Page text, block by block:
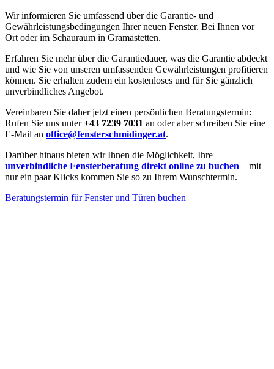
Wir informieren Sie umfassend über die Garantie- und
Gewährleistungsbedingungen Ihrer neuen Fenster. Bei Ihnen vor
Ort oder im Schauraum in Gramastetten.
Erfahren Sie mehr über die Garantiedauer, was die Garantie abdeckt
und wie Sie von unseren umfassenden Gewährleistungen profitieren
können. Sie erhalten zudem ein kostenloses und für Sie gänzlich
unverbindliches Angebot.
Vereinbaren Sie daher jetzt einen persönlichen Beratungstermin:
Rufen Sie uns unter+43 7239 7031 an oder aber schreiben Sie eine
E-Mail an office@fensterschmidinger.at.
Darüber hinaus bieten wir Ihnen die Möglichkeit, Ihre
unverbindliche Fensterberatung direkt online zu buchen – mit
nur ein paar Klicks kommen Sie so zu Ihrem Wunschtermin.
Beratungstermin für Fenster und Türen buchen